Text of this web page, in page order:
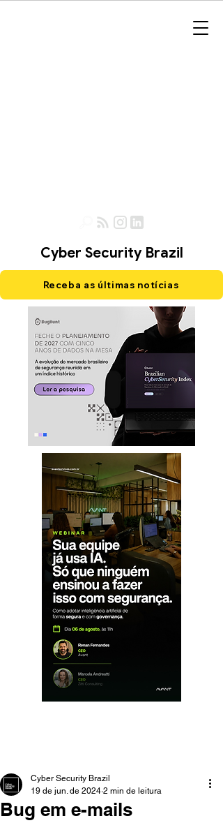
Cyber Security Brazil
Receba as últimas notícias
Bug em e-mails
Cyber Security Brazil
19 de jun. de 2024 2 min de leitura